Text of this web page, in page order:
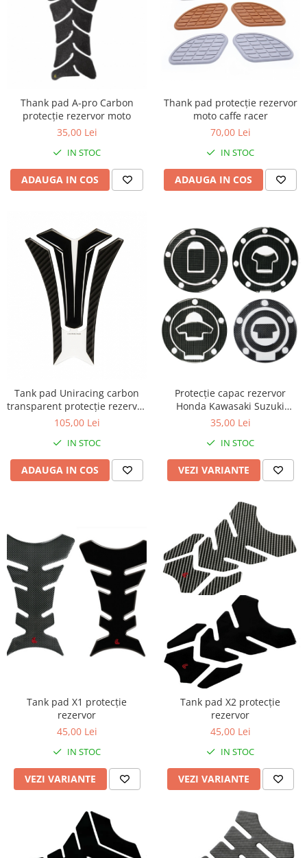
Thank pad A-pro Carbon
protecție rezervor moto
35,00 Lei
IN STOC
ADAUGA IN COS
Thank pad protecție rezervor
moto caffe racer
70,00 Lei
IN STOC
ADAUGA IN COS
Tank pad Uniracing carbon
transparent protecție rezervor
moto
105,00 Lei
IN STOC
ADAUGA IN COS
Protecție capac rezervor
Honda Kawasaki Suzuki
Yamaha Ducati
35,00 Lei
IN STOC
VEZI VARIANTE
Tank pad X1 protecție
rezervor
45,00 Lei
IN STOC
VEZI VARIANTE
Tank pad X2 protecție
rezervor
45,00 Lei
IN STOC
VEZI VARIANTE